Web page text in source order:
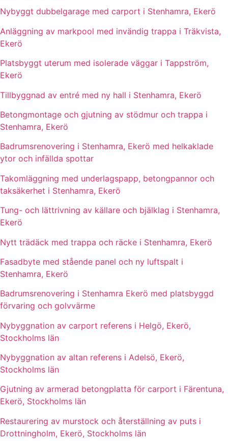
Nybyggt dubbelgarage med carport i Stenhamra, Ekerö
Anläggning av markpool med invändig trappa i Träkvista,
Ekerö
Platsbyggt uterum med isolerade väggar i Tappström,
Ekerö
Tillbyggnad av entré med ny hall i Stenhamra, Ekerö
Betongmontage och gjutning av stödmur och trappa i
Stenhamra, Ekerö
Badrumsrenovering i Stenhamra, Ekerö med helkaklade
ytor och infällda spottar
Takomläggning med underlagspapp, betongpannor och
taksäkerhet i Stenhamra, Ekerö
Tung- och lättrivning av källare och bjälklag i Stenhamra,
Ekerö
Nytt trädäck med trappa och räcke i Stenhamra, Ekerö
Fasadbyte med stående panel och ny luftspalt i
Stenhamra, Ekerö
Badrumsrenovering i Stenhamra Ekerö med platsbyggd
förvaring och golvvärme
Nybyggnation av carport referens i Helgö, Ekerö,
Stockholms län
Nybyggnation av altan referens i Adelsö, Ekerö,
Stockholms län
Gjutning av armerad betongplatta för carport i Färentuna,
Ekerö, Stockholms län
Restaurering av murstock och återställning av puts i
Drottningholm, Ekerö, Stockholms län